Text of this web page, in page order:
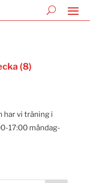
(8)
har vi träning i
17:00 måndag-